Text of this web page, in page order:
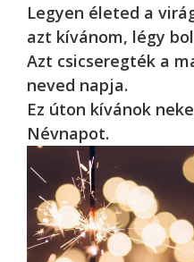
Legyen életed a
azt kívánom, légy
Azt csicseregték a
neved napja.
Ez úton kívánok
Névnapot.